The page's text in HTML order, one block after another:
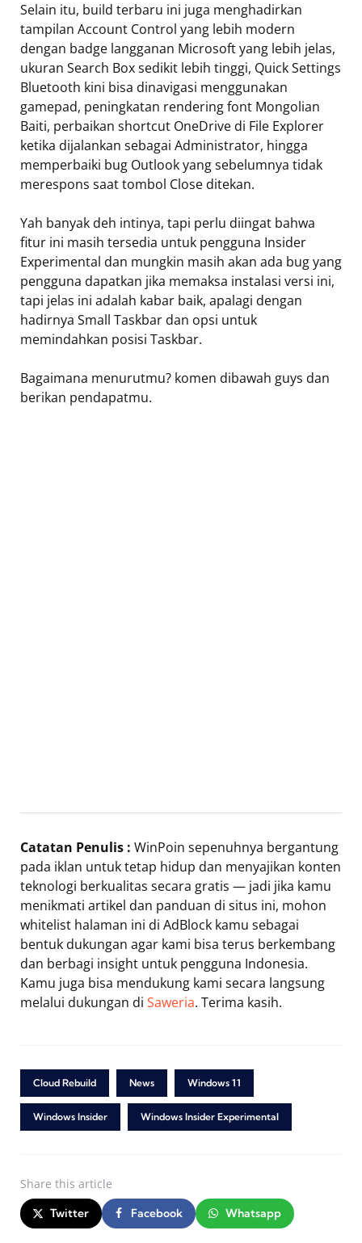
Selain itu, build terbaru ini juga menghadirkan
tampilan Account Control yang lebih modern
dengan badge langganan Microsoft yang lebih jelas,
ukuran Search Box sedikit lebih tinggi, Quick Settings
Bluetooth kini bisa dinavigasi menggunakan
gamepad, peningkatan rendering font Mongolian
Baiti, perbaikan shortcut OneDrive di File Explorer
ketika dijalankan sebagai Administrator, hingga
memperbaiki bug Outlook yang sebelumnya tidak
merespons saat tombol Close ditekan.
Yah banyak deh intinya, tapi perlu diingat bahwa
fitur ini masih tersedia untuk pengguna Insider
Experimental dan mungkin masih akan ada bug yang
pengguna dapatkan jika memaksa instalasi versi ini,
tapi jelas ini adalah kabar baik, apalagi dengan
hadirnya Small Taskbar dan opsi untuk
memindahkan posisi Taskbar.
Bagaimana menurutmu? komen dibawah guys dan
berikan pendapatmu.
Catatan Penulis : WinPoin sepenuhnya bergantung
pada iklan untuk tetap hidup dan menyajikan konten
teknologi berkualitas secara gratis — jadi jika kamu
menikmati artikel dan panduan di situs ini, mohon
whitelist halaman ini di AdBlock kamu sebagai
bentuk dukungan agar kami bisa terus berkembang
dan berbagi insight untuk pengguna Indonesia.
Kamu juga bisa mendukung kami secara langsung
melalui dukungan di Saweria. Terima kasih.
Cloud Rebuild News Windows 11
Windows Insider Windows Insider Experimental
Share this article
Twitter Facebook Whatsapp